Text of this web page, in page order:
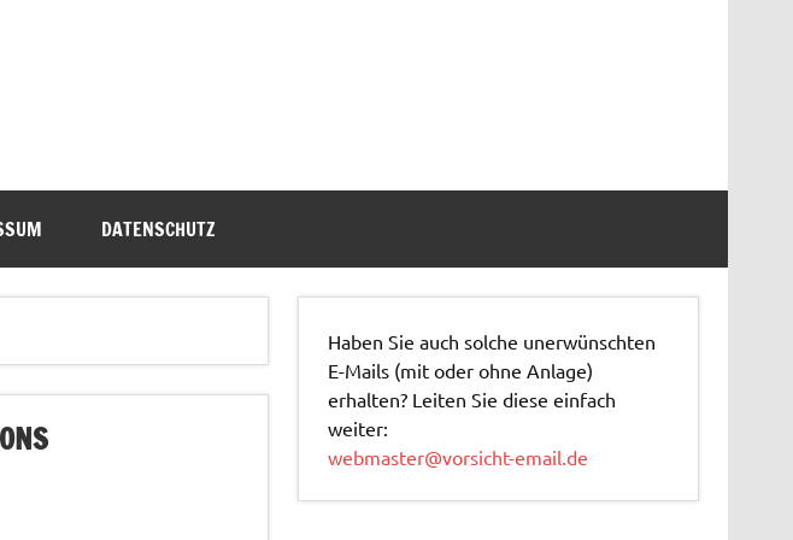
DATENSCHUTZ
Haben Sie auch solche unerwünschten
E-Mails (mit oder ohne Anlage)
erhalten? Leiten Sie diese einfach
weiter:
webmaster@vorsicht-email.de